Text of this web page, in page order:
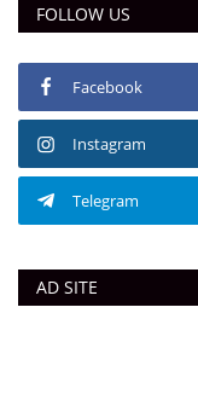
FOLLOW US
Facebook
Instagram
Telegram
AD SITE